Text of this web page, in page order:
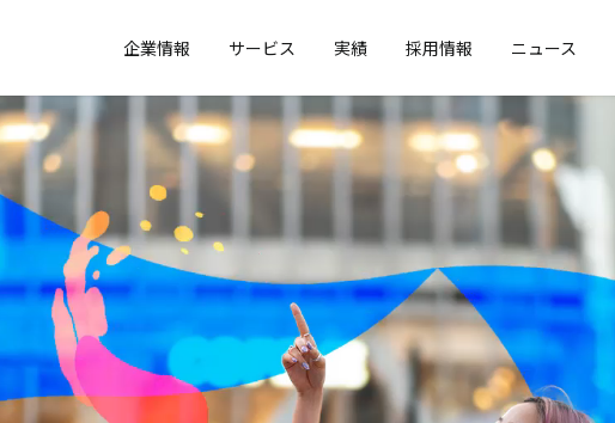
企業情報 サービス 実績 採用情報 ニュース